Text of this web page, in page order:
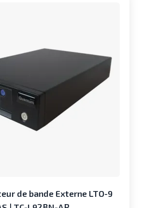
de bande Externe LTO-9